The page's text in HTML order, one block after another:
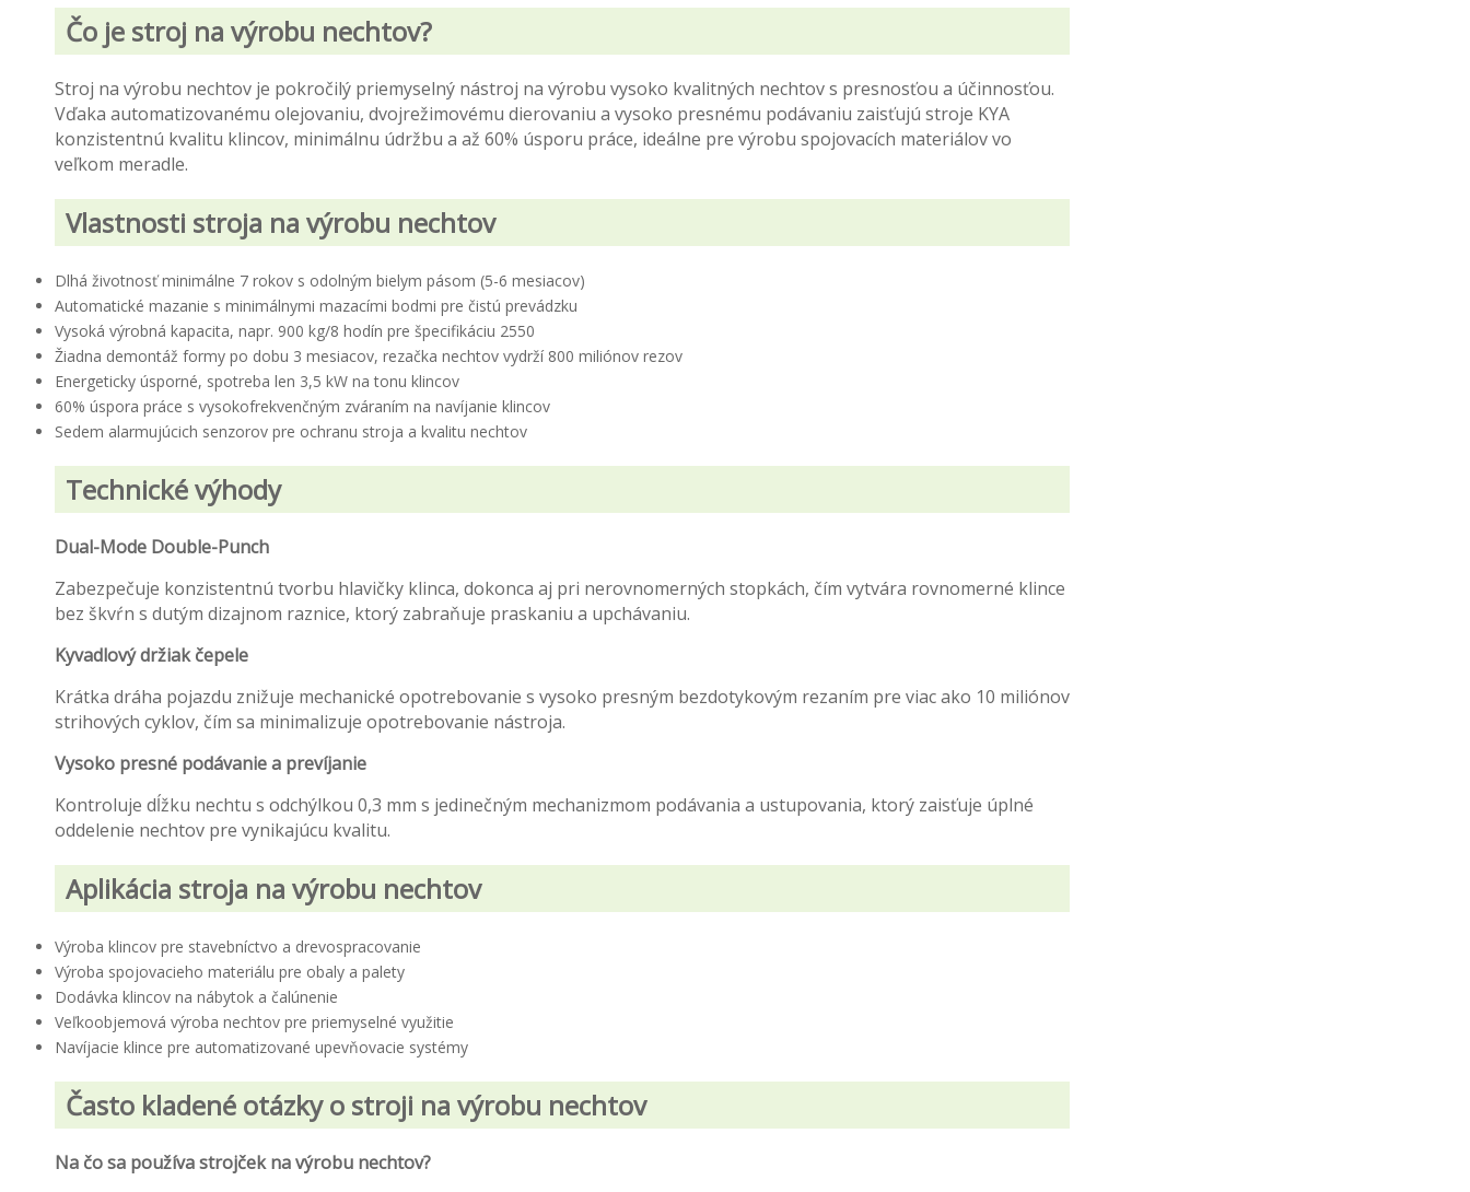
Čo je stroj na výrobu nechtov?
Stroj na výrobu nechtov je pokročilý priemyselný nástroj na výrobu vysoko kvalitných nechtov s presnosťou a účinnosťou.
Vďaka automatizovanému olejovaniu, dvojrežimovému dierovaniu a vysoko presnému podávaniu zaisťujú stroje KYA
konzistentnú kvalitu klincov, minimálnu údržbu a až 60% úsporu práce, ideálne pre výrobu spojovacích materiálov vo
veľkom meradle.
Vlastnosti stroja na výrobu nechtov
Dlhá životnosť minimálne 7 rokov s odolným bielym pásom (5-6 mesiacov)
Automatické mazanie s minimálnymi mazacími bodmi pre čistú prevádzku
Vysoká výrobná kapacita, napr. 900 kg/8 hodín pre špecifikáciu 2550
Žiadna demontáž formy po dobu 3 mesiacov, rezačka nechtov vydrží 800 miliónov rezov
Energeticky úsporné, spotreba len 3,5 kW na tonu klincov
60% úspora práce s vysokofrekvenčným zváraním na navíjanie klincov
Sedem alarmujúcich senzorov pre ochranu stroja a kvalitu nechtov
Technické výhody
Dual-Mode Double-Punch
Zabezpečuje konzistentnú tvorbu hlavičky klinca, dokonca aj pri nerovnomerných stopkách, čím vytvára rovnomerné klince
bez škvŕn s dutým dizajnom raznice, ktorý zabraňuje praskaniu a upchávaniu.
Kyvadlový držiak čepele
Krátka dráha pojazdu znižuje mechanické opotrebovanie s vysoko presným bezdotykovým rezaním pre viac ako 10 miliónov
strihových cyklov, čím sa minimalizuje opotrebovanie nástroja.
Vysoko presné podávanie a prevíjanie
Kontroluje dĺžku nechtu s odchýlkou ​​0,3 mm s jedinečným mechanizmom podávania a ustupovania, ktorý zaisťuje úplné
oddelenie nechtov pre vynikajúcu kvalitu.
Aplikácia stroja na výrobu nechtov
Výroba klincov pre stavebníctvo a drevospracovanie
Výroba spojovacieho materiálu pre obaly a palety
Dodávka klincov na nábytok a čalúnenie
Veľkoobjemová výroba nechtov pre priemyselné využitie
Navíjacie klince pre automatizované upevňovacie systémy
Často kladené otázky o stroji na výrobu nechtov
Na čo sa používa strojček na výrobu nechtov?